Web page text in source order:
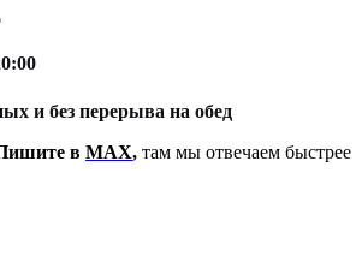
и без перерыва на обед
в MAX, там мы отвечаем быстрее